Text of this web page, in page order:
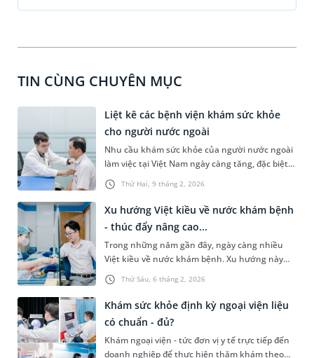
TIN CÙNG CHUYÊN MỤC
Thứ Hai, 9 tháng 2, 2026
Liệt kê các bệnh viện khám sức khỏe
cho người nước ngoài​
Nhu cầu khám sức khỏe của người nước ngoài
làm việc tại Việt Nam ngày càng tăng, đặc biệt
là với lao động làm việc tại các doanh nghiệp
hoặc người cần đăng ký tạm trú hoặc lưu trú
hợp pháp. Trong bài viết sau, MEDLATEC sẽ
giúp bạn đọc tổng hợp danh sách các bệnh viện
khám sức khỏe cho người nước ngoài uy tín,
được nhiều khách hàng lựa chọn.
Thứ Sáu, 6 tháng 2, 2026
Xu hướng Việt kiều về nước khám bệnh
- thúc đẩy nâng cao...
Trong những năm gần đây, ngày càng nhiều
Việt kiều về nước khám bệnh. Xu hướng này
đang thúc đẩy nâng cao chất lượng dịch vụ
thăm khám, điều trị tại các cơ sở y tế công và
tư, đồng thời góp phần phát triển lĩnh vực du
lịch y tế (medical tourism) tại Việt Nam.
Khám sức khỏe định kỳ ngoại viện liệu
có chuẩn - đủ?
Khám ngoại viện - tức đơn vị y tế trực tiếp đến
doanh nghiệp để thực hiện thăm khám theo